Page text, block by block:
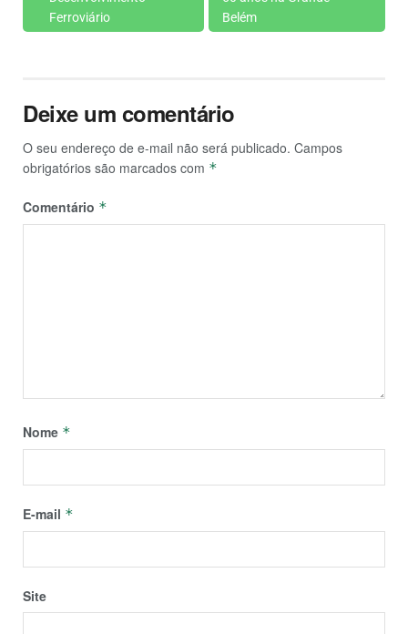
Ferroviário
Belém
Deixe um comentário
O seu endereço de e-mail não será publicado. Campos
obrigatórios são marcados com *
Comentário *
Nome *
E-mail *
Site